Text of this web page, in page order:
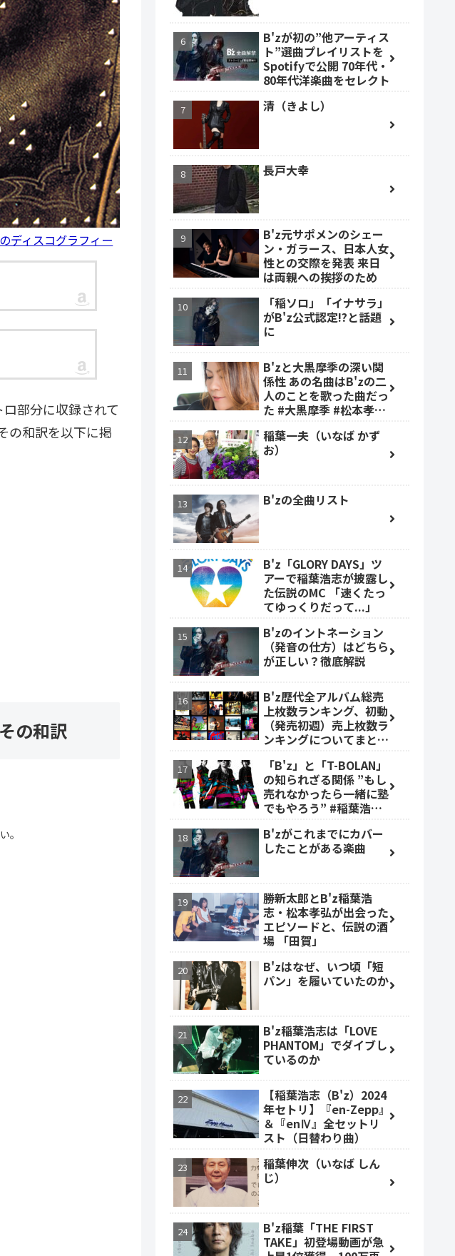
ディスコグラフィー
部分に収録されて
の和訳を以下に掲
の和訳
。
B'zが初の”他アーティス
ト”選曲プレイリストを
Spotifyで公開 70年代・
80年代洋楽曲をセレクト
清（きよし）
長戸大幸
B'z元サポメンのシェー
ン・ガラース、日本人女
性との交際を発表 来日
は両親への挨拶のため
「稲ソロ」「イナサラ」
がB'z公式認定!?と話題
に
B'zと大黒摩季の深い関
係性 あの名曲はB'zの二
人のことを歌った曲だっ
た #大黒摩季 #松本孝弘
稲葉一夫（いなば かず
お）
B'zの全曲リスト
B'z「GLORY DAYS」ツ
アーで稲葉浩志が披露し
た伝説のMC 「速くたっ
てゆっくりだって...」
B'zのイントネーション
（発音の仕方）はどちら
が正しい？徹底解説
B'z歴代全アルバム総売
上枚数ランキング、初動
（発売初週）売上枚数ラ
ンキングについてまとめ
「B'z」と「T-BOLAN」
の知られざる関係 ”もし
売れなかったら一緒に塾
でもやろう” #稲葉浩志
B'zがこれまでにカバー
したことがある楽曲
勝新太郎とB'z稲葉浩
志・松本孝弘が出会った
エピソードと、伝説の酒
場 「田賀」
B'zはなぜ、いつ頃「短
パン」を履いていたのか
B'z稲葉浩志は「LOVE
PHANTOM」でダイブし
ているのか
【稲葉浩志（B'z）2024
年セトリ】『en-Zepp』
＆『enⅣ』全セットリ
スト（日替わり曲）
稲葉伸次（いなば しん
じ）
B'z稲葉「THE FIRST
TAKE」初登場動画が急